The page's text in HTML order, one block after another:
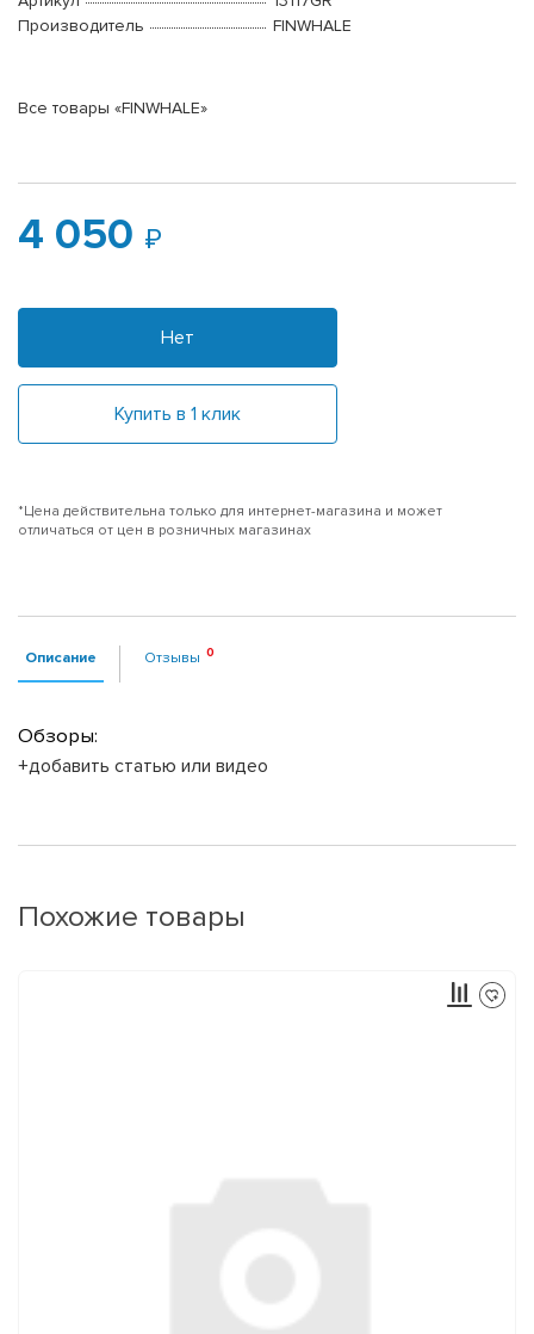
Производитель
FINWHALE
Все товары «FINWHALE»
4 050
Нет
Купить в 1 клик
*Цена действительна только для интернет-магазина и может
отличаться от цен в розничных магазинах
Описание Отзывы
Обзоры:
+добавить статью или видео
Похожие товары